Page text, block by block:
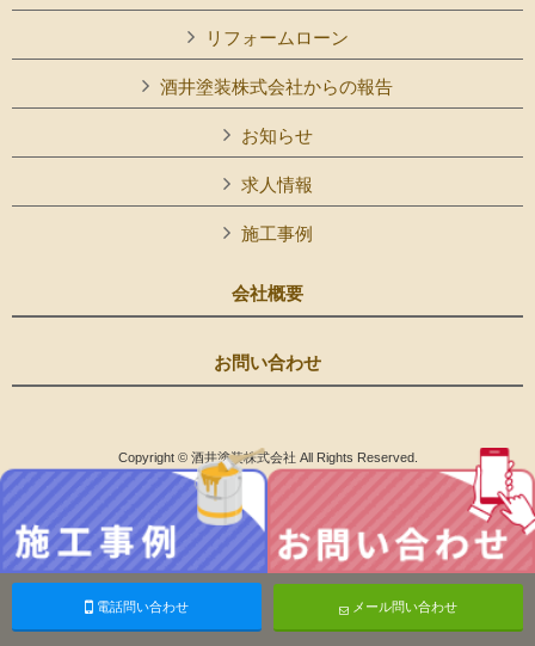
リフォームローン
酒井塗装株式会社からの報告
お知らせ
求人情報
施工事例
会社概要
お問い合わせ
Copyright © 酒井塗装株式会社 All Rights Reserved.
電話問い合わせ メール問い合わせ